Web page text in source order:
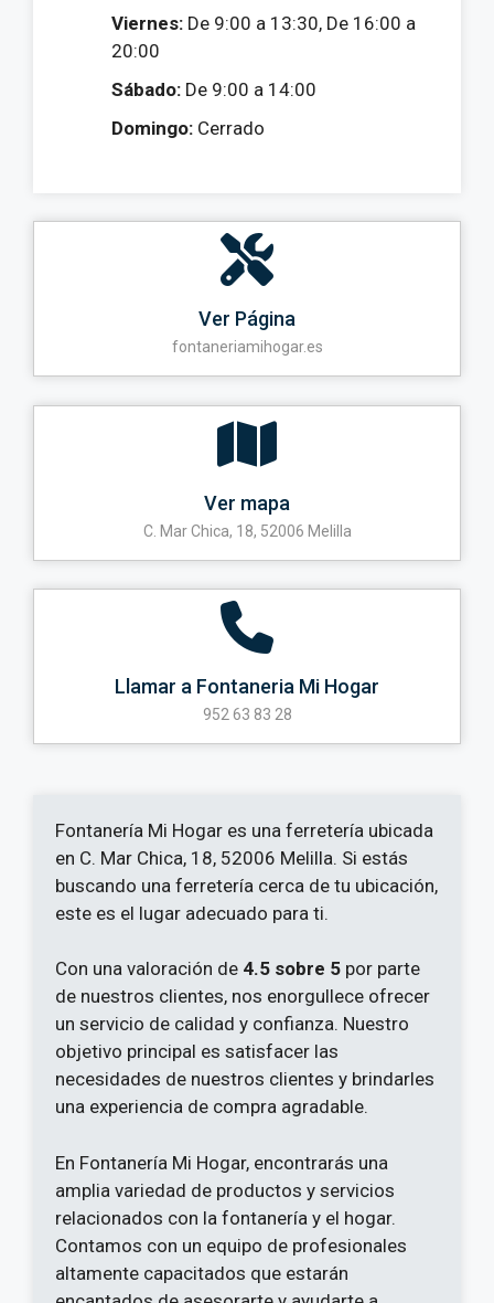
Viernes: De 9:00 a 13:30, De 16:00 a
20:00
Sábado: De 9:00 a 14:00
Domingo: Cerrado
Ver Página
fontaneriamihogar.es
Ver mapa
C. Mar Chica, 18, 52006 Melilla
Llamar a Fontaneria Mi Hogar
952 63 83 28
Fontanería Mi Hogar es una ferretería ubicada
en C. Mar Chica, 18, 52006 Melilla. Si estás
buscando una ferretería cerca de tu ubicación,
este es el lugar adecuado para ti.
Con una valoración de 4.5 sobre 5 por parte
de nuestros clientes, nos enorgullece ofrecer
un servicio de calidad y confianza. Nuestro
objetivo principal es satisfacer las
necesidades de nuestros clientes y brindarles
una experiencia de compra agradable.
En Fontanería Mi Hogar, encontrarás una
amplia variedad de productos y servicios
relacionados con la fontanería y el hogar.
Contamos con un equipo de profesionales
altamente capacitados que estarán